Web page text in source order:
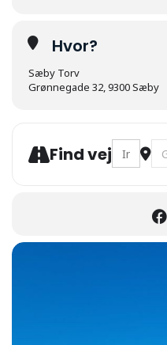
Hvor?
Sæby Torv
Grønnegade 32, 9300 Sæby
Find vej Address